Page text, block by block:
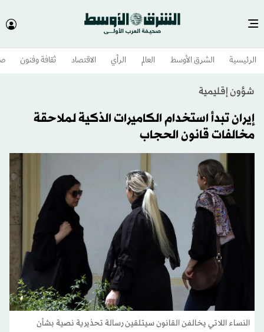
الرئيسية الشرق الأوسط​ العالم الرأي الاقتصاد ثقافة وفنون
شؤون إقليمية
إيران تبدأ استخدام الكاميرات الذكية لملاحقة
مخالفات قانون الحجاب
النساء اللاتي يخالفن القانون سيتلقين رسالة تحذيرية نصية بشأن